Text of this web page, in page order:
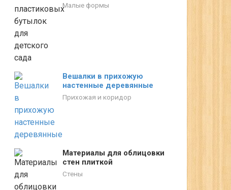
Малые формы
Вешалки в прихожую
настенные деревянные
Прихожая и коридор
Материалы для облицовки
стен плиткой
Стены